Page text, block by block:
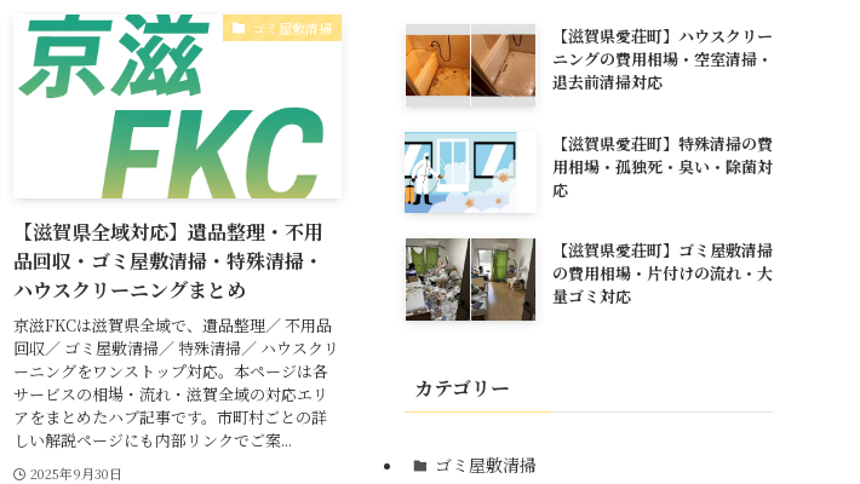
ゴミ屋敷清掃
【滋賀県全域対応】遺品整理・不用
品回収・ゴミ屋敷清掃・特殊清掃・
ハウスクリーニングまとめ
京滋FKCは滋賀県全域で、遺品整理／ 不用品
回収／ ゴミ屋敷清掃／ 特殊清掃／ ハウスクリ
ーニングをワンストップ対応。本ページは各
サービスの相場・流れ・滋賀全域の対応エリ
アをまとめたハブ記事です。市町村ごとの詳
しい解説ページにも内部リンクでご案...
2025年9月30日
【滋賀県愛荘町】ハウスクリー
ニングの費用相場・空室清掃・
退去前清掃対応
【滋賀県愛荘町】特殊清掃の費
用相場・孤独死・臭い・除菌対
応
【滋賀県愛荘町】ゴミ屋敷清掃
の費用相場・片付けの流れ・大
量ゴミ対応
カテゴリー
ゴミ屋敷清掃